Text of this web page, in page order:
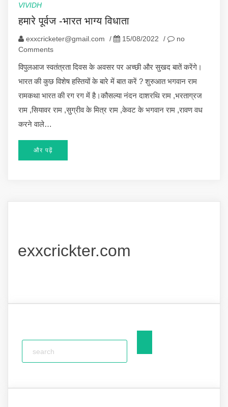
VIVIDH
हमारे पूर्वज -भारत भाग्य विधाता
exxcricketer@gmail.com / 15/08/2022 /
no
Comments
विपुलआज स्वतंत्रता दिवस के अवसर पर अच्छी और सुखद बातें करेंगे।
भारत की कुछ विशेष हस्तियों के बारे में बात करें ? शुरुआत भगवान राम
रामकथा भारत की रग रग में है।कौसल्या नंदन दाशरथि राम ,भरताग्रज
राम ,सियावर राम ,सुग्रीव के मित्र राम ,केवट के भगवान राम ,रावण वध
करने वाले…
और पढ़ें
exxcrickter.com